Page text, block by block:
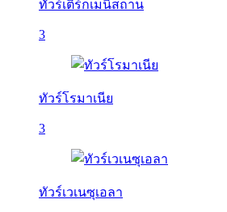
ทัวร์เติร์กเมนิสถาน
3
ทัวร์โรมาเนีย
3
ทัวร์เวเนซุเอลา